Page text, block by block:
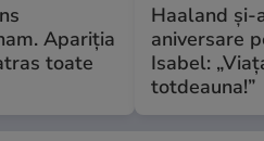
Apariția
toate
Haaland
aniversare
Isabel:
totdeauna!”